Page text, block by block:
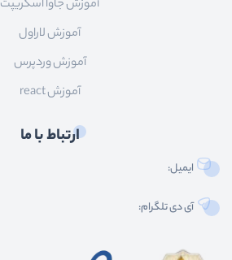
آموزش جاوا اسکریپت
آموزش لاراول
آموزش وردپرس
آموزش react
ارتباط با ما
ایمیل:
آی دی تلگرام: